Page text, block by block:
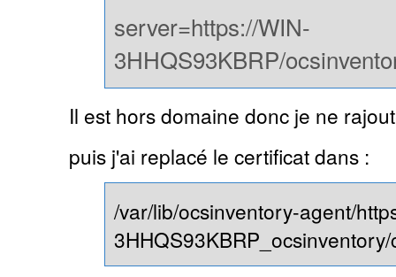
server=https://WIN-
3HHQS93KBRP/
Il est hors domaine donc je ne
puis j'ai replacé le certificat dans :
/var/lib/ocsinventory-agent/